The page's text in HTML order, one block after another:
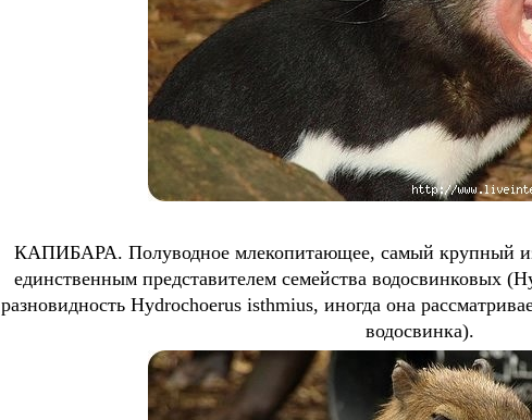
КАПИБАРА. Полуводное млекопитающее, самый крупный
единственным представителем семейства водосвинковых
разновидность Hydrochoerus isthmius, иногда она
водосвинка).